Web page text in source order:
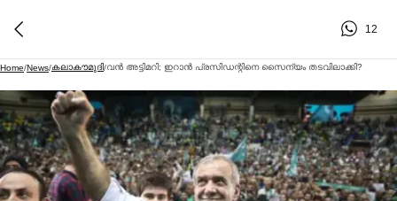
12
Home/News/കലാകൗമുദി/വന്‍ അട്ടിമറി; ഇറാന്‍ പ്രസിഡന്റിനെ സൈന്യം തടവിലാക്കി?